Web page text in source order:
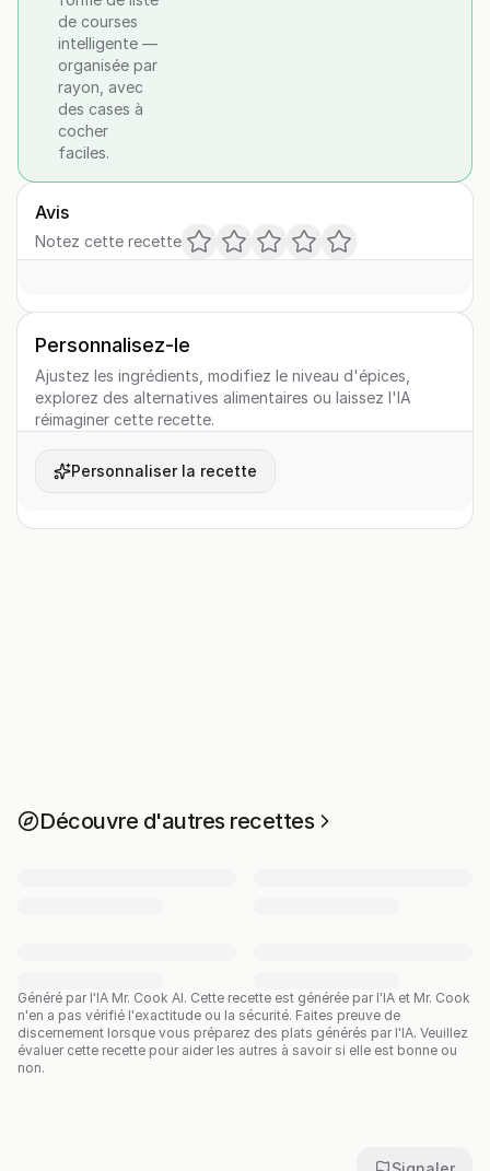
de courses
intelligente —
organisée par
rayon, avec
des cases à
cocher
faciles.
Avis
Notez cette recette
Personnalisez-le
Ajustez les ingrédients, modifiez le niveau d'épices,
explorez des alternatives alimentaires ou laissez l'IA
réimaginer cette recette.
Personnaliser la recette
Découvre d'autres recettes
Généré par l'IA Mr. Cook AI. Cette recette est générée par l'IA et Mr. Cook
n'en a pas vérifié l'exactitude ou la sécurité. Faites preuve de
discernement lorsque vous préparez des plats générés par l'IA. Veuillez
évaluer cette recette pour aider les autres à savoir si elle est bonne ou
non.